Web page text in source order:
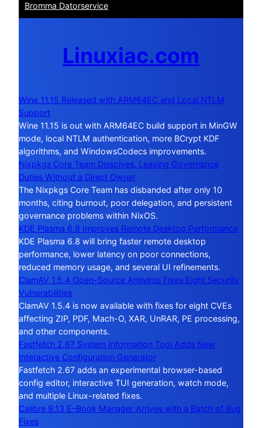
Bromma Datorservice
Linuxiac.com
Wine 11.15 Released with ARM64EC and Local NTLM
Support
Wine 11.15 is out with ARM64EC build support in MinGW
mode, local NTLM authentication, more BCrypt KDF
algorithms, and WindowsCodecs improvements.
Nixpkgs Core Team Dissolves, Leaving Governance
Duties Without a Direct Owner
The Nixpkgs Core Team has disbanded after only 10
months, citing burnout, poor delegation, and persistent
governance problems within NixOS.
KDE Plasma 6.8 Improves Remote Desktop Performance
KDE Plasma 6.8 will bring faster remote desktop
performance, lower latency on poor connections,
reduced memory usage, and several UI refinements.
ClamAV 1.5.4 Open-Source Antivirus Fixes Eight Security
Vulnerabilities
ClamAV 1.5.4 is now available with fixes for eight CVEs
affecting ZIP, PDF, Mach-O, XAR, UnRAR, PE processing,
and other components.
Fastfetch 2.67 System Information Tool Adds New
Interactive Configuration Generator
Fastfetch 2.67 adds an experimental browser-based
config editor, interactive TUI generation, watch mode,
and multiple Linux-related fixes.
Calibre 9.13 E-Book Manager Arrives with a Batch of Bug
Fixes